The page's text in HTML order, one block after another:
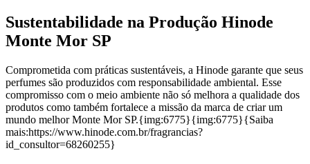
Sustentabilidade na Produção Hinode
Monte Mor SP
Comprometida com práticas sustentáveis, a Hinode garante que seus
perfumes são produzidos com responsabilidade ambiental. Esse
compromisso com o meio ambiente não só melhora a qualidade dos
produtos como também fortalece a missão da marca de criar um
mundo melhor Monte Mor SP.{img:6775}{img:6775}{Saiba
mais:https://www.hinode.com.br/fragrancias?
id_consultor=68260255}